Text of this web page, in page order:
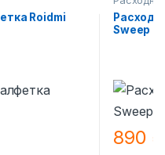
Roidmi
Sweep
890 ₽